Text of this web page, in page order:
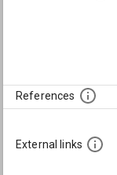
References
External links